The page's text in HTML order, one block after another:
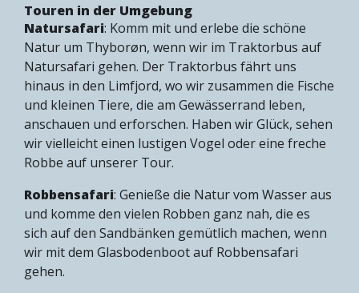
Touren in der Umgebung
Natursafari: Komm mit und erlebe die schöne
Natur um Thyborøn, wenn wir im Traktorbus auf
Natursafari gehen. Der Traktorbus fährt uns
hinaus in den Limfjord, wo wir zusammen die Fische
und kleinen Tiere, die am Gewässerrand leben,
anschauen und erforschen. Haben wir Glück, sehen
wir vielleicht einen lustigen Vogel oder eine freche
Robbe auf unserer Tour.
Robbensafari: Genieße die Natur vom Wasser aus
und komme den vielen Robben ganz nah, die es
sich auf den Sandbänken gemütlich machen, wenn
wir mit dem Glasbodenboot auf Robbensafari
gehen.